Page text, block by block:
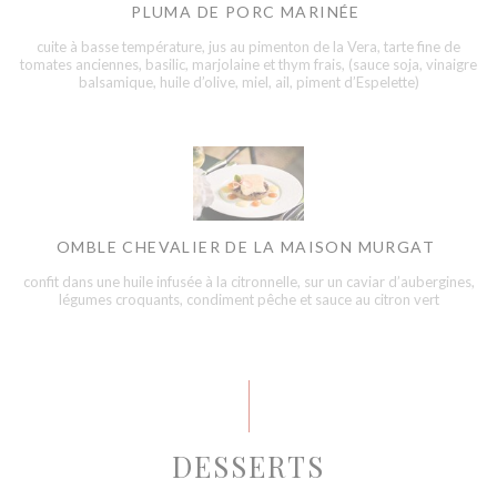
PLUMA DE PORC MARINÉE
cuite à basse température, jus au pimenton de la Vera, tarte fine de
tomates anciennes, basilic, marjolaine et thym frais, (sauce soja, vinaigre
balsamique, huile d’olive, miel, ail, piment d’Espelette)
OMBLE CHEVALIER DE LA MAISON MURGAT
confit dans une huile infusée à la citronnelle, sur un caviar d’aubergines,
légumes croquants, condiment pêche et sauce au citron vert
DESSERTS